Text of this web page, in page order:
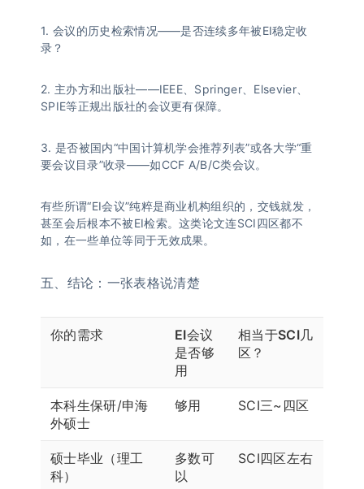
1. 会议的历史检索情况——是否连续多年被EI稳定收
录？
2. 主办方和出版社——IEEE、Springer、Elsevier、
SPIE等正规出版社的会议更有保障。
3. 是否被国内“中国计算机学会推荐列表”或各大学“重
要会议目录”收录——如CCF A/B/C类会议。
有些所谓“EI会议”纯粹是商业机构组织的，交钱就发，
甚至会后根本不被EI检索。这类论文连SCI四区都不
如，在一些单位等同于无效成果。
五、结论：一张表格说清楚
你的需求
EI会议
是否够
用
相当于SCI几
区？
本科生保研/申海
外硕士
够用 SCI三~四区
硕士毕业（理工
科）
多数可
以
SCI四区左右